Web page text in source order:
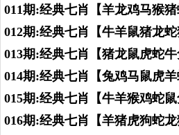
011期:经典七肖【羊龙鸡马猴
012期:经典七肖【牛羊鼠猪龙
013期:经典七肖【猪龙鼠虎蛇
014期:经典七肖【兔鸡马鼠虎
015期:经典七肖【牛羊猴鸡蛇
016期:经典七肖【羊猪虎狗蛇